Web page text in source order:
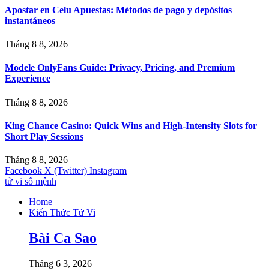
Apostar en Celu Apuestas: Métodos de pago y depósitos
instantáneos
Tháng 8 8, 2026
Modele OnlyFans Guide: Privacy, Pricing, and Premium
Experience
Tháng 8 8, 2026
King Chance Casino: Quick Wins and High-Intensity Slots for
Short Play Sessions
Tháng 8 8, 2026
Facebook X (Twitter) Instagram
tử vi số mệnh
Home
Kiến Thức Tử Vi
Bài Ca Sao
Tháng 6 3, 2026